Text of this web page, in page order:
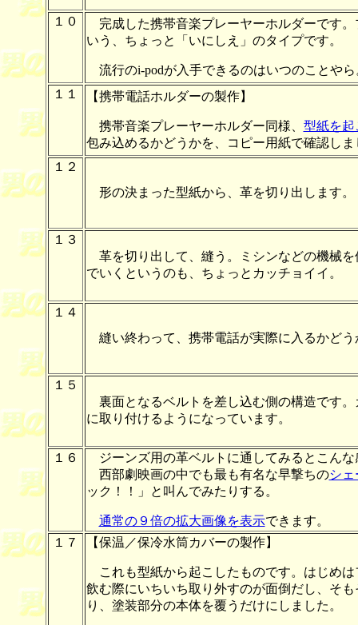
１０
完成した携帯音楽プレーヤーホルダーです
いう、ちょっと「いにしえ」のタイプです。
流行のi-podが入手できるのはいつのことやら
１１
【携帯電話ホルダーの製作】
携帯音楽プレーヤーホルダー同様、 型紙を起
包み込めるかどうかを、コピー用紙で確認しま
１２
形の決まった型紙から、革を切り出します。
１３
革を切り出して、縫う。ミシンなどの機械
でいくというのも、ちょっとカッチョイイ。
１４
縫い終わって、携帯電話が実際に入るかどう
１５
裏面となるベルトを差し込む側の構造です
に取り付けるようになっています。
１６
ジーンズ用の革ベルトに通してみるとこんな
西部劇映画の中でも最も有名な早撃ちのシェ
ック！！」と叫んでみたりする。
通常の９倍の拡大画像を表示できます。
１７
【保温／保冷水筒カバーの製作】
これも型紙から起こしたものです。はじめ
飲む際にいちいち取り外すのが面倒だし、そ
り、塗装部分の本体を覆うだけにしました。